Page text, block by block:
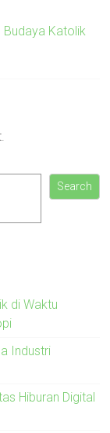
Budaya Katolik
Search
di Waktu
Industri
Hiburan Digital